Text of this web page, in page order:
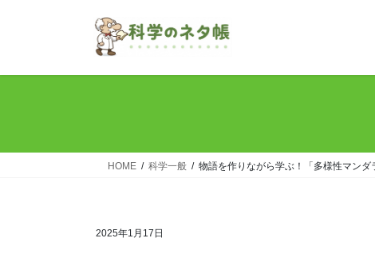
HOME 科学一般 物語を作りながら学ぶ！「多様性マンダ
2025年1月17日